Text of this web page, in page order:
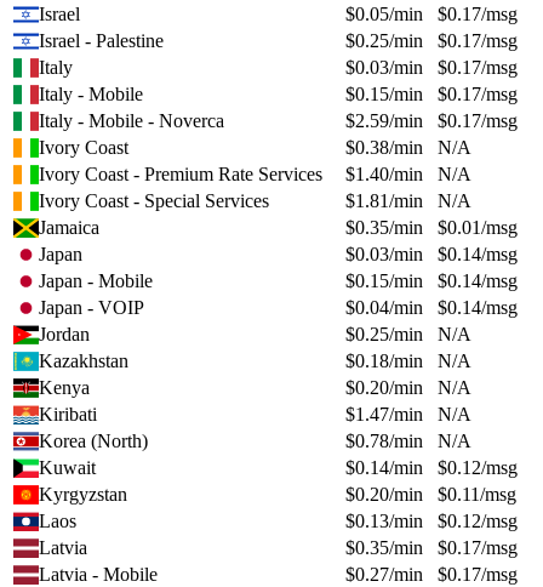
Israel
$0.05/min $0.17/msg
Israel - Palestine
$0.25/min $0.17/msg
Italy
$0.03/min $0.17/msg
Italy - Mobile
$0.15/min $0.17/msg
Italy - Mobile - Noverca
$2.59/min $0.17/msg
Ivory Coast
$0.38/min
N/A
Ivory Coast - Premium Rate Services
$1.40/min
N/A
Ivory Coast - Special Services
$1.81/min
N/A
Jamaica
$0.35/min $0.01/msg
Japan
$0.03/min $0.14/msg
Japan - Mobile
$0.15/min $0.14/msg
Japan - VOIP
$0.04/min $0.14/msg
Jordan
$0.25/min
N/A
Kazakhstan
$0.18/min
N/A
Kenya
$0.20/min
N/A
Kiribati
$1.47/min
N/A
Korea (North)
$0.78/min
N/A
Kuwait
$0.14/min $0.12/msg
Kyrgyzstan
$0.20/min $0.11/msg
Laos
$0.13/min $0.12/msg
Latvia
$0.35/min $0.17/msg
Latvia - Mobile
$0.27/min $0.17/msg